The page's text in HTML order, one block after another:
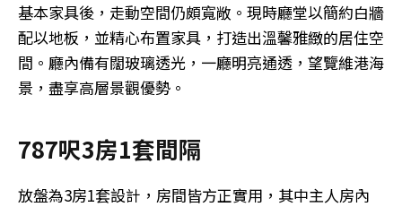
基本家具後，走動空間仍頗寬敞。現時廳堂以簡約白牆
配以地板，並精心布置家具，打造出溫馨雅緻的居住空
間。廳內備有闊玻璃透光，一廳明亮通透，望覽維港海
景，盡享高層景觀優勢。
787呎3房1套間隔
放盤為3房1套設計，房間皆方正實用，其中主人房內